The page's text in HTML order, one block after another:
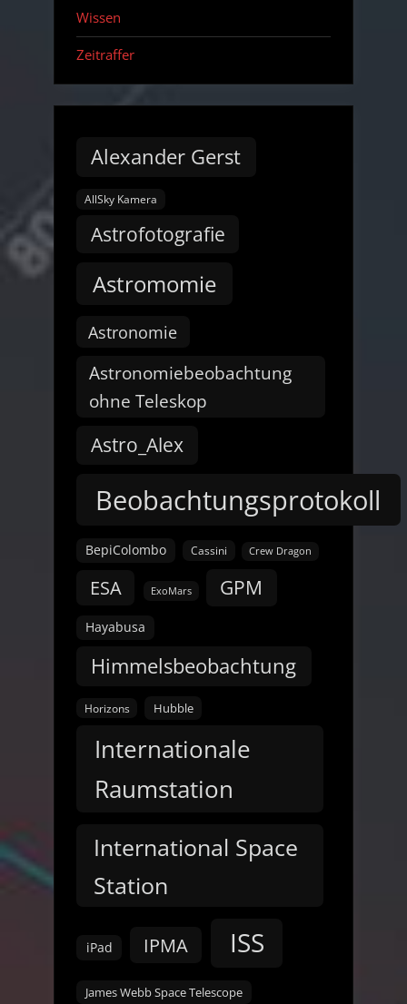
Wissen
Zeitraffer
Alexander Gerst
AllSky Kamera
Astrofotografie
Astromomie
Astronomie
Astronomiebeobachtung
ohne Teleskop
Astro_Alex
Beobachtungsprotokoll
BepiColombo Cassini Crew Dragon
ESA ExoMars GPM
Hayabusa
Himmelsbeobachtung
Horizons Hubble
Internationale
Raumstation
International Space
Station
iPad IPMA ISS
James Webb Space Telescope